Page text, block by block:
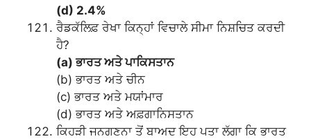
(d) 2.4%
ਰੈਡਕੱਲਿਫ਼ ਰੇਖਾ ਕਿਨ੍ਹਾਂ ਵਿਚਾਲੇ ਸੀਮਾ ਨਿਸ਼ਚਿਤ ਕਰਦੀ
ਹੈ?
(a) ਭਾਰਤ ਅਤੇ ਪਾਕਿਸਤਾਨ
(b) ਭਾਰਤ ਅਤੇ ਚੀਨ
(c) ਭਾਰਤ ਅਤੇ ਮਯਾਂਮਾਰ
(d) ਭਾਰਤ ਅਤੇ ਅਫ਼ਗਾਨਿਸਤਾਨ
ਕਿਹੜੀ ਜਨਗਣਨਾ ਤੋਂ ਬਾਅਦ ਇਹ ਪਤਾ ਲੱਗਾ ਕਿ ਭਾਰਤ